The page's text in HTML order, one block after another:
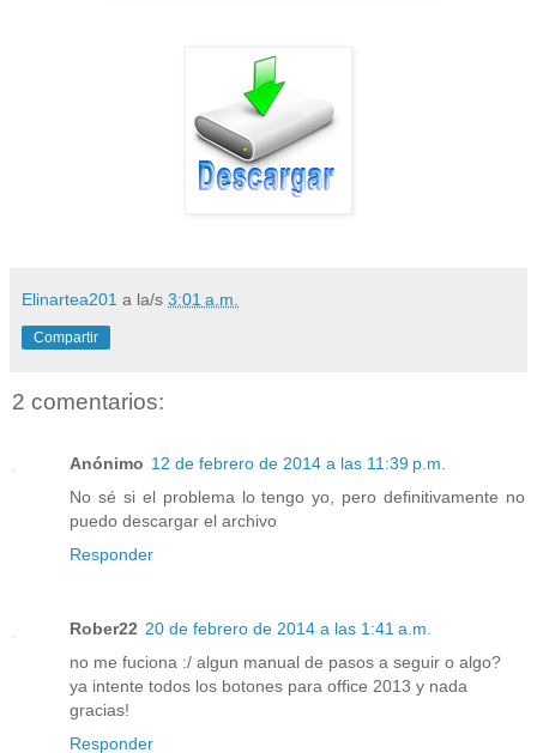
Elinartea201 a la/s 3:01 a.m.
Compartir
2 comentarios:
Anónimo 12 de febrero de 2014 a las 11:39 p.m.
No sé si el problema lo tengo yo, pero definitivamente no
puedo descargar el archivo
Responder
Rober22 20 de febrero de 2014 a las 1:41 a.m.
no me fuciona :/ algun manual de pasos a seguir o algo?
ya intente todos los botones para office 2013 y nada
gracias!
Responder